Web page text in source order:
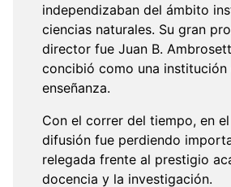
independizaban del ámbito
ciencias naturales. Su gran
director fue Juan B.
concibió como una
enseñanza.
Con el correr del tiempo, en
difusión fue perdiendo
relegada frente al prestigio
docencia y la investigación.